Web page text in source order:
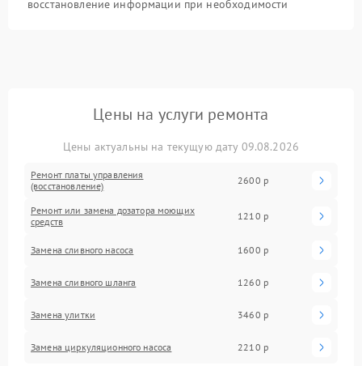
восстановление информации при необходимости
Цены на услуги ремонта
Цены актуальны на текущую дату 09.08.2026
Ремонт платы управления
(восстановление)
2600 р
Ремонт или замена дозатора моющих
средств
1210 р
Замена сливного насоса 1600 р
Замена сливного шланга 1260 р
Замена улитки 3460 р
Замена циркуляционного насоса 2210 р